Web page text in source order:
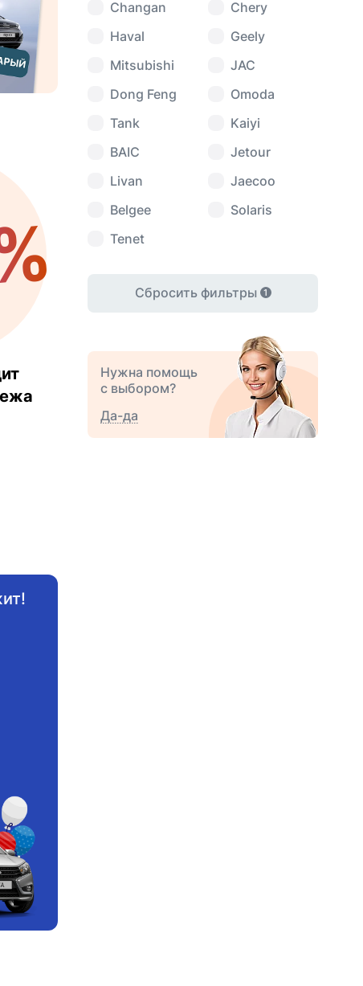
Changan
Chery
Haval
Geely
Mitsubishi
JAC
Dong Feng
Omoda
Tank
Kaiyi
BAIC
Jetour
Livan
Jaecoo
Belgee
Solaris
Tenet
Сбросить фильтры 1
Нужна помощь
с выбором?
Да-да